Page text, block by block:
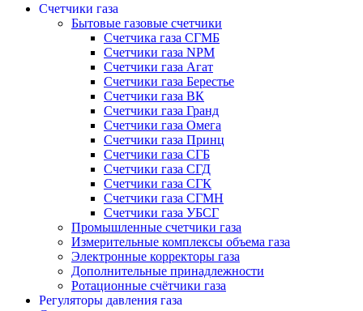
Счетчики газа
Бытовые газовые счетчики
Счетчика газа СГМБ
Счетчики газа NPM
Счетчики газа Агат
Счетчики газа Берестье
Счетчики газа ВК
Счетчики газа Гранд
Счетчики газа Омега
Счетчики газа Принц
Счетчики газа СГБ
Счетчики газа СГД
Счетчики газа СГК
Счетчики газа СГМН
Счетчики газа УБСГ
Промышленные счетчики газа
Измерительные комплексы объема газа
Электронные корректоры газа
Дополнительные принадлежности
Ротационные счётчики газа
Регуляторы давления газа